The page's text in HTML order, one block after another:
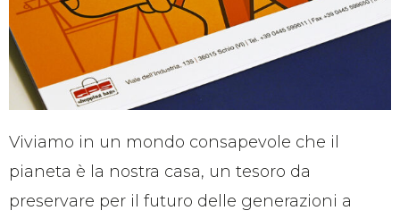
Viviamo in un mondo consapevole che il
pianeta è la nostra casa, un tesoro da
preservare per il futuro delle generazioni a